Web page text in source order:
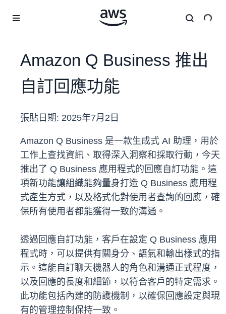
Amazon Q Business 推出
自訂回應功能
張貼日期: 2025年7月2日
Amazon Q Business 是一款生成式 AI 助理，用於
工作上查找資訊、取得深入洞察和採取行動，今天
推出了 Q Business 應用程式的回應自訂功能。這
項新功能讓組織能夠量身打造 Q Business 應用程
式產生方式，以及格式化對使用者查詢的回應，確
保所有使用者都能獲得一致的溝通。
透過回應自訂功能，客戶在設定 Q Business 應用
程式時，可以提供有關身分、語氣和輸出樣式的指
示。這能自訂聊天機器人的角色和溝通正式程度，
以及回應的長度和細節，以符合客戶的特定需求。
此功能包括內建的防護機制，以確保回應設定與現
有的管理控制保持一致。